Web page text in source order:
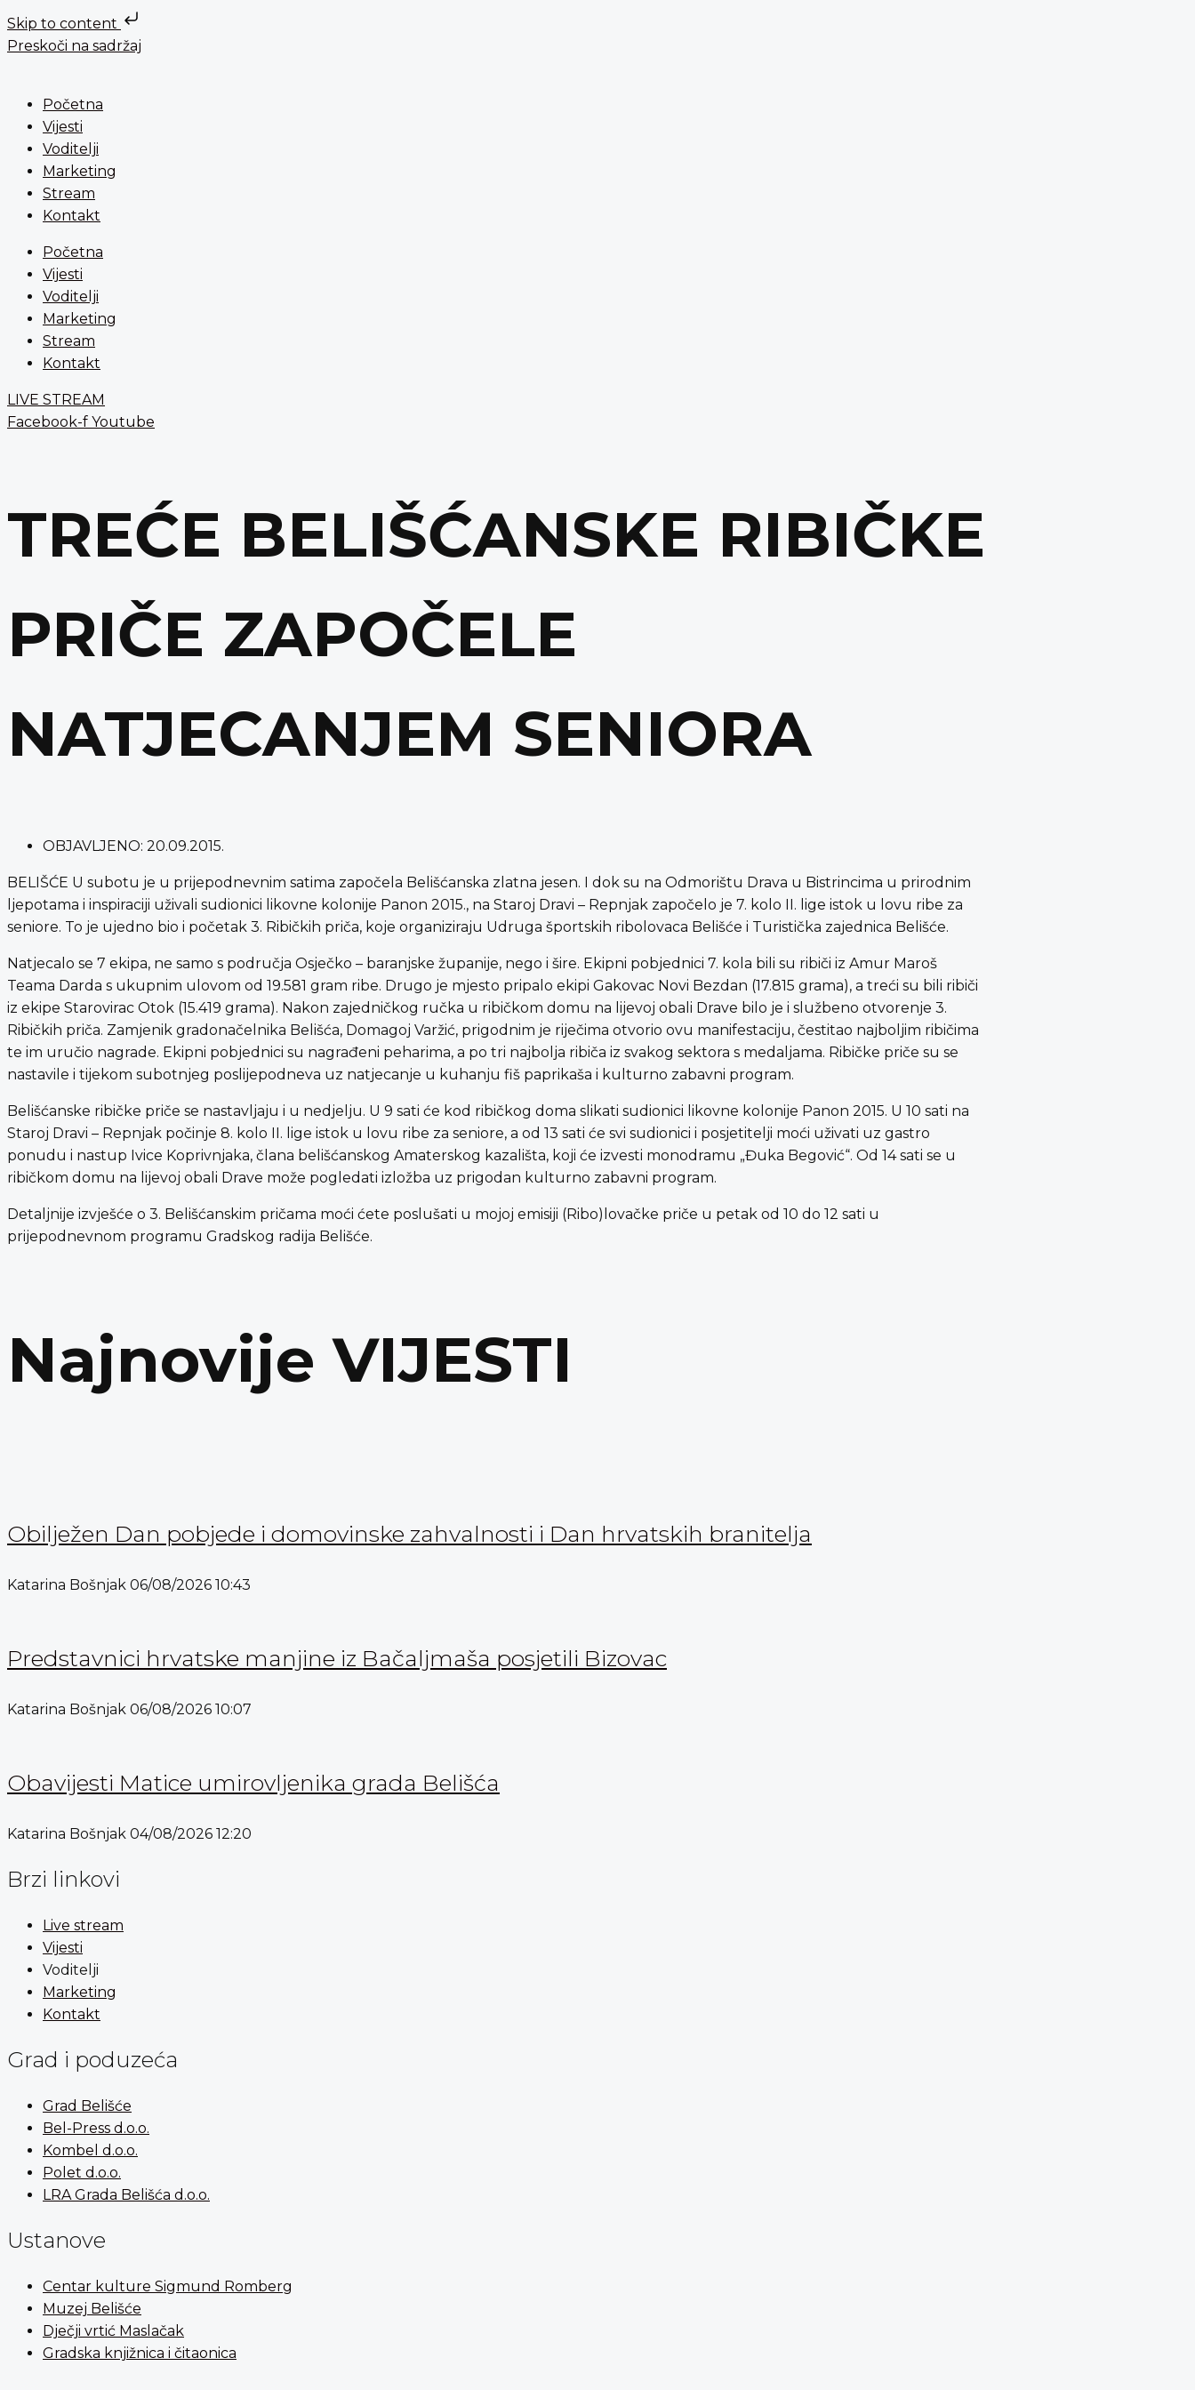
Skip to content
Preskoči na sadržaj
Početna
Vijesti
Voditelji
Marketing
Stream
Kontakt
Početna
Vijesti
Voditelji
Marketing
Stream
Kontakt
LIVE STREAM
Facebook-f Youtube
TREĆE BELIŠĆANSKE RIBIČKE
PRIČE ZAPOČELE
NATJECANJEM SENIORA
OBJAVLJENO: 20.09.2015.
BELIŠĆE U subotu je u prijepodnevnim satima započela Belišćanska zlatna jesen. I dok su na Odmorištu Drava u Bistrincima u prirodnim
ljepotama i inspiraciji uživali sudionici likovne kolonije Panon 2015., na Staroj Dravi – Repnjak započelo je 7. kolo II. lige istok u lovu ribe za
seniore. To je ujedno bio i početak 3. Ribičkih priča, koje organiziraju Udruga športskih ribolovaca Belišće i Turistička zajednica Belišće.
Natjecalo se 7 ekipa, ne samo s područja Osječko – baranjske županije, nego i šire. Ekipni pobjednici 7. kola bili su ribiči iz Amur Maroš
Teama Darda s ukupnim ulovom od 19.581 gram ribe. Drugo je mjesto pripalo ekipi Gakovac Novi Bezdan (17.815 grama), a treći su bili ribiči
iz ekipe Starovirac Otok (15.419 grama). Nakon zajedničkog ručka u ribičkom domu na lijevoj obali Drave bilo je i službeno otvorenje 3.
Ribičkih priča. Zamjenik gradonačelnika Belišća, Domagoj Varžić, prigodnim je riječima otvorio ovu manifestaciju, čestitao najboljim ribičima
te im uručio nagrade. Ekipni pobjednici su nagrađeni peharima, a po tri najbolja ribiča iz svakog sektora s medaljama. Ribičke priče su se
nastavile i tijekom subotnjeg poslijepodneva uz natjecanje u kuhanju fiš paprikaša i kulturno zabavni program.
Belišćanske ribičke priče se nastavljaju i u nedjelju. U 9 sati će kod ribičkog doma slikati sudionici likovne kolonije Panon 2015. U 10 sati na
Staroj Dravi – Repnjak počinje 8. kolo II. lige istok u lovu ribe za seniore, a od 13 sati će svi sudionici i posjetitelji moći uživati uz gastro
ponudu i nastup Ivice Koprivnjaka, člana belišćanskog Amaterskog kazališta, koji će izvesti monodramu „Đuka Begović“. Od 14 sati se u
ribičkom domu na lijevoj obali Drave može pogledati izložba uz prigodan kulturno zabavni program.
Detaljnije izvješće o 3. Belišćanskim pričama moći ćete poslušati u mojoj emisiji (Ribo)lovačke priče u petak od 10 do 12 sati u
prijepodnevnom programu Gradskog radija Belišće.
Najnovije VIJESTI
Obilježen Dan pobjede i domovinske zahvalnosti i Dan hrvatskih branitelja
Katarina Bošnjak 06/08/2026 10:43
Predstavnici hrvatske manjine iz Bačaljmaša posjetili Bizovac
Katarina Bošnjak 06/08/2026 10:07
Obavijesti Matice umirovljenika grada Belišća
Katarina Bošnjak 04/08/2026 12:20
Brzi linkovi
Live stream
Vijesti
Voditelji
Marketing
Kontakt
Grad i poduzeća
Grad Belišće
Bel-Press d.o.o.
Kombel d.o.o.
Polet d.o.o.
LRA Grada Belišća d.o.o.
Ustanove
Centar kulture Sigmund Romberg
Muzej Belišće
Dječji vrtić Maslačak
Gradska knjižnica i čitaonica